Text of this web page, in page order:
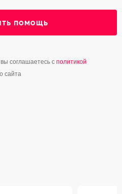
помощь
соглашаетесь с политикой
сайта